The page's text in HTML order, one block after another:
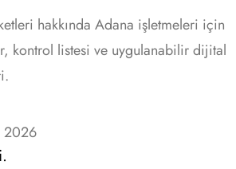
hakkında Adana işletmeleri için
kontrol listesi ve uygulanabilir dijital
2026